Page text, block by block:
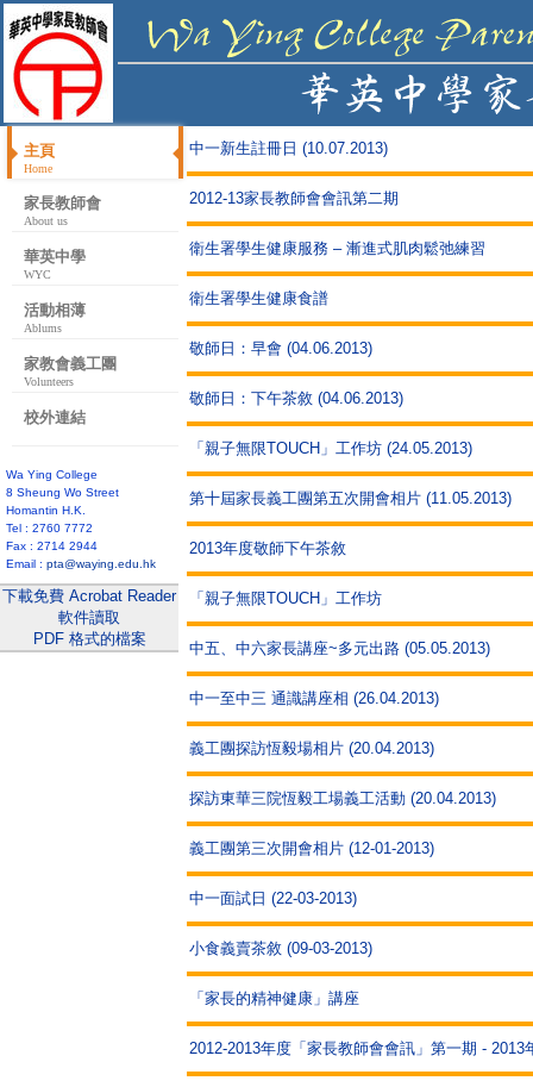
主頁
Home
家長教師會
About us
華英中學
WYC
活動相薄
Ablums
家教會義工團
Volunteers
校外連結
Wa Ying College
8 Sheung Wo Street
Homantin H.K.
Tel : 2760 7772
Fax : 2714 2944
Email : pta@waying.edu.hk
下載免費 Acrobat Reader
軟件讀取
PDF 格式的檔案
中一新生註冊日 (10.07.2013)
2012-13家長教師會會訊第二期
衛生署學生健康服務 – 漸進式肌肉鬆弛練習
衛生署學生健康食譜
敬師日：早會 (04.06.2013)
敬師日：下午茶敘 (04.06.2013)
「親子無限TOUCH」工作坊 (24.05.2013)
第十屆家長義工團第五次開會相片 (11.05.2013)
2013年度敬師下午茶敘
「親子無限TOUCH」工作坊
中五、中六家長講座~多元出路 (05.05.2013)
中一至中三 通識講座相 (26.04.2013)
義工團探訪恆毅場相片 (20.04.2013)
探訪東華三院恆毅工場義工活動 (20.04.2013)
義工團第三次開會相片 (12-01-2013)
中一面試日 (22-03-2013)
小食義賣茶敘 (09-03-2013)
「家長的精神健康」講座
2012-2013年度「家長教師會會訊」第一期 - 2013